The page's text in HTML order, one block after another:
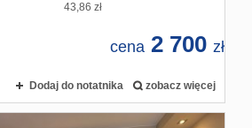
43,86 zł
cena 2 700 zł
Dodaj do notatnika zobacz więcej